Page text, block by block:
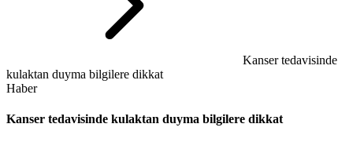
Kanser tedavisinde
kulaktan duyma bilgilere dikkat
Haber
Kanser tedavisinde kulaktan duyma bilgilere dikkat